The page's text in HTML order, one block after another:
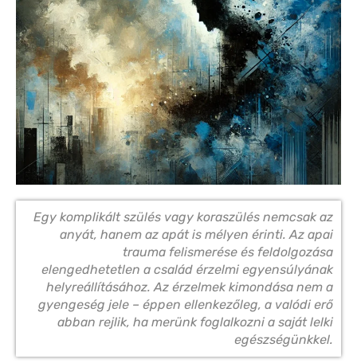
Egy komplikált szülés vagy koraszülés nemcsak az
anyát, hanem az apát is mélyen érinti. Az apai
trauma felismerése és feldolgozása
elengedhetetlen a család érzelmi egyensúlyának
helyreállításához. Az érzelmek kimondása nem a
gyengeség jele – éppen ellenkezőleg, a valódi erő
abban rejlik, ha merünk foglalkozni a saját lelki
egészségünkkel.